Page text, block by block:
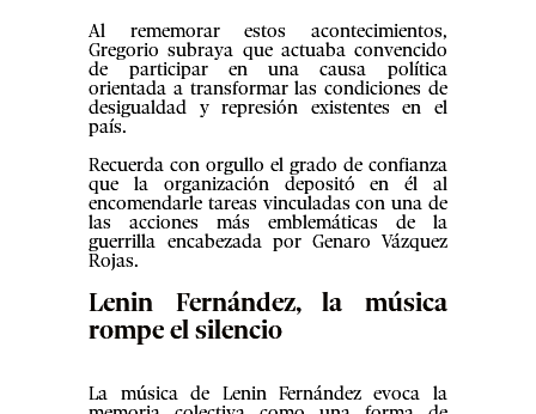
Al rememorar estos acontecimientos,
Gregorio subraya que actuaba convencido
de participar en una causa política
orientada a transformar las condiciones de
desigualdad y represión existentes en el
país.
Recuerda con orgullo el grado de confianza
que la organización depositó en él al
encomendarle tareas vinculadas con una de
las acciones más emblemáticas de la
guerrilla encabezada por Genaro Vázquez
Rojas.
Lenin Fernández, la música
rompe el silencio
La música de Lenin Fernández evoca la